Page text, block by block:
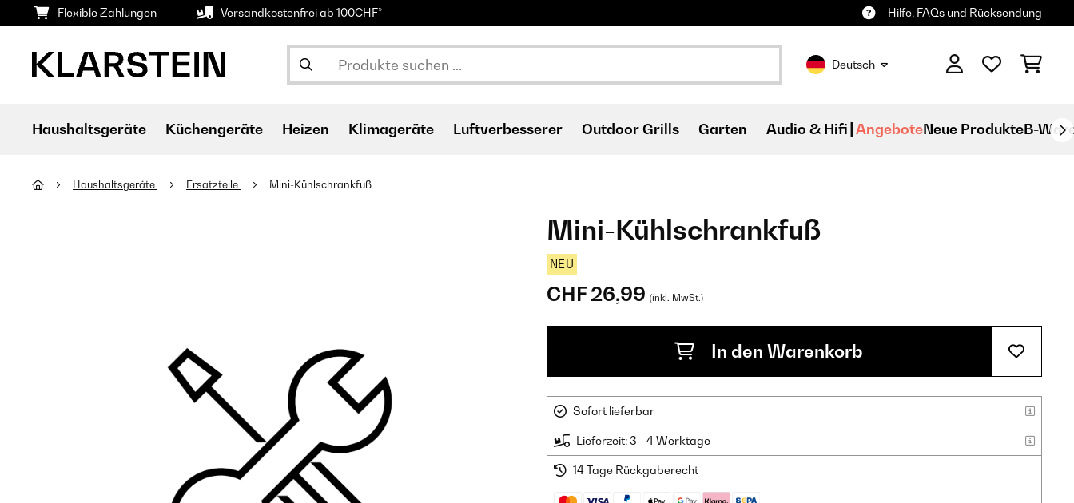
Flexible Zahlungen Versandkostenfrei ab 100CHF* Hilfe, FAQs und Rücksendung
Deutsch
Haushaltsgeräte Küchengeräte Heizen Klimageräte Luftverbesserer Outdoor Grills Garten Audio & Hifi AngeboteNeue ProdukteB-
Haushaltsgeräte Ersatzteile Mini-Kühlschrankfuß
Mini-Kühlschrankfuß
NEU
CHF 26,99 (inkl. MwSt.)
In den Warenkorb
Sofort lieferbar
Lieferzeit: 3 - 4 Werktage
14 Tage Rückgaberecht